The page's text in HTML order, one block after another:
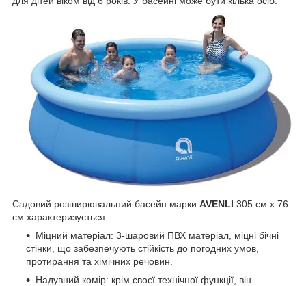
Садовий розширювальний басейн марки AVENLI 305 см x 76
см характеризується:
Міцний матеріал: 3-шаровий ПВХ матеріал, міцні бічні
стінки, що забезпечують стійкість до погодних умов,
протирання та хімічних речовин.
Надувний комір: крім своєї технічної функції, він